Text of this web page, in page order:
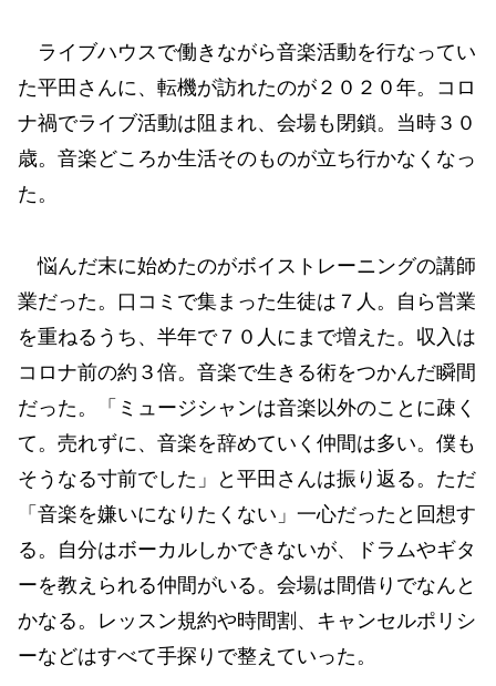
ライブハウスで働きながら音楽活動を行なってい
た平田さんに、転機が訪れたのが２０２０年。コロ
ナ禍でライブ活動は阻まれ、会場も閉鎖。当時３０
歳。音楽どころか生活そのものが立ち行かなくなっ
た。
悩んだ末に始めたのがボイストレーニングの講師
業だった。口コミで集まった生徒は７人。自ら営業
を重ねるうち、半年で７０人にまで増えた。収入は
コロナ前の約３倍。音楽で生きる術をつかんだ瞬間
だった。「ミュージシャンは音楽以外のことに疎く
て。売れずに、音楽を辞めていく仲間は多い。僕も
そうなる寸前でした」と平田さんは振り返る。ただ
「音楽を嫌いになりたくない」一心だったと回想す
る。自分はボーカルしかできないが、ドラムやギタ
ーを教えられる仲間がいる。会場は間借りでなんと
かなる。レッスン規約や時間割、キャンセルポリシ
ーなどはすべて手探りで整えていった。